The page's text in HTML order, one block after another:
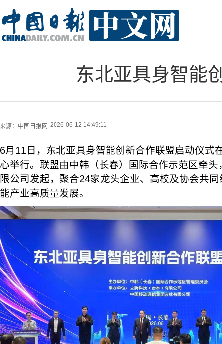
东北亚具身智能
来源： 中国日报网 2026-06-12 14:49:11
6月11日，东北亚具身智能创新合作联盟启动仪式
心举行。联盟由中韩（长春）国际合作示范区牵
限公司发起，聚合24家龙头企业、高校及协会共
能产业高质量发展。